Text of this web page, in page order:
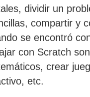
dividir un
compartir y
se encontró
con Scratch
crear
etc.